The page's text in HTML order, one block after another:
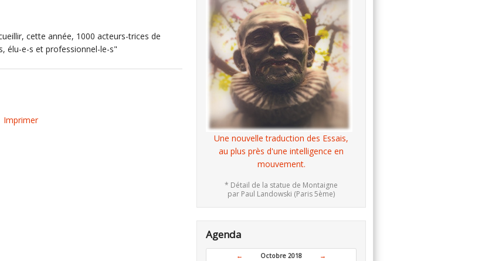
cette année, 1000 acteurs-trices de
élu-e-s et professionnel-le-s"
Imprimer
Une nouvelle traduction des Essais,
au plus près d'une intelligence en
mouvement.
* Détail de la statue de Montaigne
par Paul Landowski (Paris 5ème)
Agenda
← Octobre 2018
→